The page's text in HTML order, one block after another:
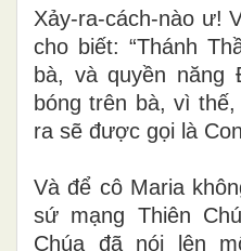
Xảy-ra-cách-nào ư!
cho biết: “Thánh
bà, và quyền năng
bóng trên bà, vì
ra sẽ được gọi là
Và để cô Maria
sứ mạng Thiên
Chúa đã nói lên